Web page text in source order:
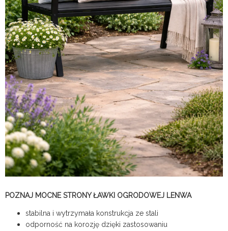
POZNAJ MOCNE STRONY ŁAWKI OGRODOWEJ LENWA
stabilna i wytrzymała konstrukcja ze stali
odporność na korozję dzięki zastosowaniu